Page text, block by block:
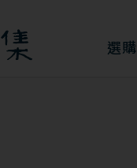
選購